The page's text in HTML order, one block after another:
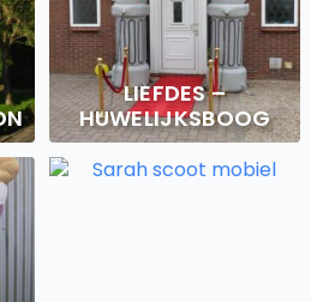
LIEFDES –
HUWELIJKSBOOG